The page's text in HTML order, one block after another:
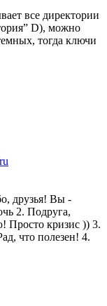
все директории
D), можно
тогда ключи
друзья! Вы -
2. Подруга,
Просто кризис )) 3.
что полезен! 4.